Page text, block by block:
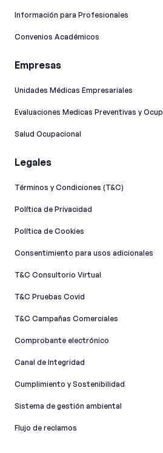
Información para Profesionales
Convenios Académicos
Empresas
Unidades Médicas Empresariales
Evaluaciones Medicas Preventivas y
Salud Ocupacional
Legales
Términos y Condiciones (T&C)
Política de Privacidad
Política de Cookies
Consentimiento para usos adicionales
T&C Consultorio Virtual
T&C Pruebas Covid
T&C Campañas Comerciales
Comprobante electrónico
Canal de Integridad​
Cumplimiento y Sostenibilidad
Sistema de gestión ambiental
Flujo de reclamos